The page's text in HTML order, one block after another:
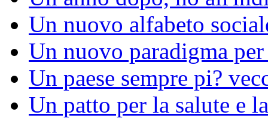
Un nuovo alfabeto
Un nuovo paradigma
Un paese sempre pi?
Un patto per la salute e